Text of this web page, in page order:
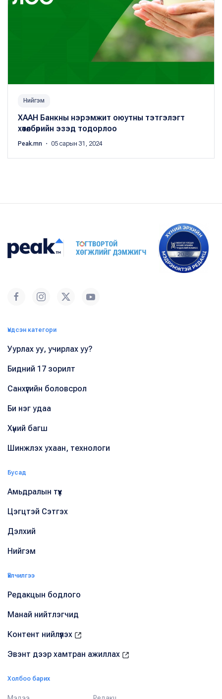
Нийгэм
ХААН Банкны нэрэмжит оюутны тэтгэлэгт
хөтөлбөрийн эзэд тодорлоо
Peak.mn ・ 05 сарын 31, 2024
Үндсэн категори
Уурлах уу, учирлах уу?
Бидний 17 зорилт
Санхүүгийн боловсрол
Би нэг удаа
Хүний багш
Шинжлэх ухаан, технологи
Бусад
Амьдралын түүх
Цэгцтэй Сэтгэх
Дэлхий
Нийгэм
Үйлчилгээ
Редакцын бодлого
Манай нийтлэгчид
Контент нийлүүлэх
Эвэнт дээр хамтран ажиллах
Холбоо барих